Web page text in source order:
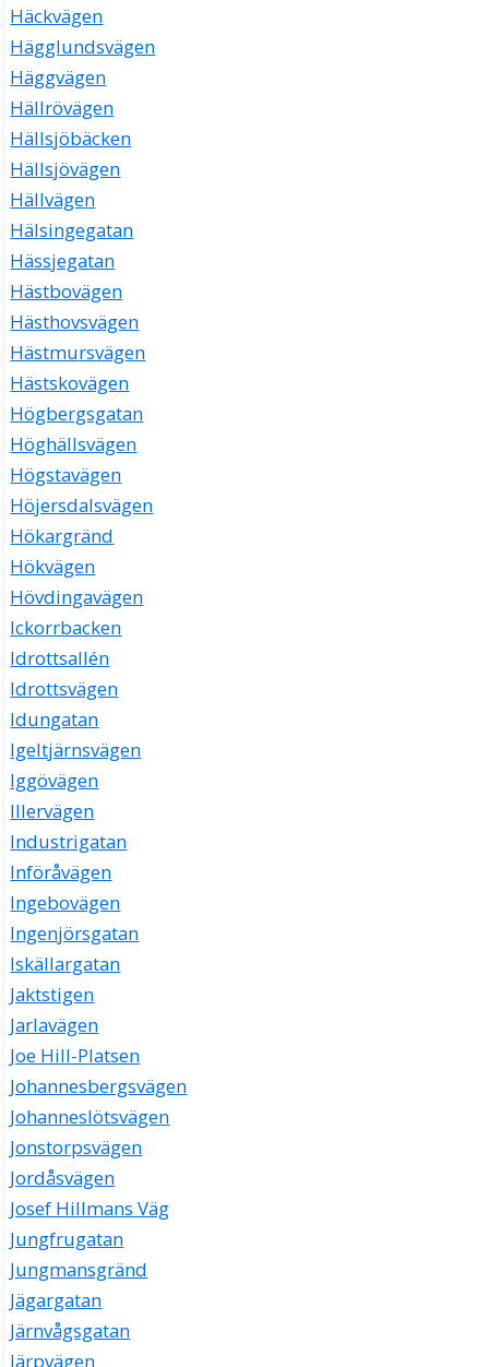
Häckvägen
Hägglundsvägen
Häggvägen
Hällrövägen
Hällsjöbäcken
Hällsjövägen
Hällvägen
Hälsingegatan
Hässjegatan
Hästbovägen
Hästhovsvägen
Hästmursvägen
Hästskovägen
Högbergsgatan
Höghällsvägen
Högstavägen
Höjersdalsvägen
Hökargränd
Hökvägen
Hövdingavägen
Ickorrbacken
Idrottsallén
Idrottsvägen
Idungatan
Igeltjärnsvägen
Iggövägen
Illervägen
Industrigatan
Införåvägen
Ingebovägen
Ingenjörsgatan
Iskällargatan
Jaktstigen
Jarlavägen
Joe Hill-Platsen
Johannesbergsvägen
Johanneslötsvägen
Jonstorpsvägen
Jordåsvägen
Josef Hillmans Väg
Jungfrugatan
Jungmansgränd
Jägargatan
Järnvågsgatan
Järpvägen